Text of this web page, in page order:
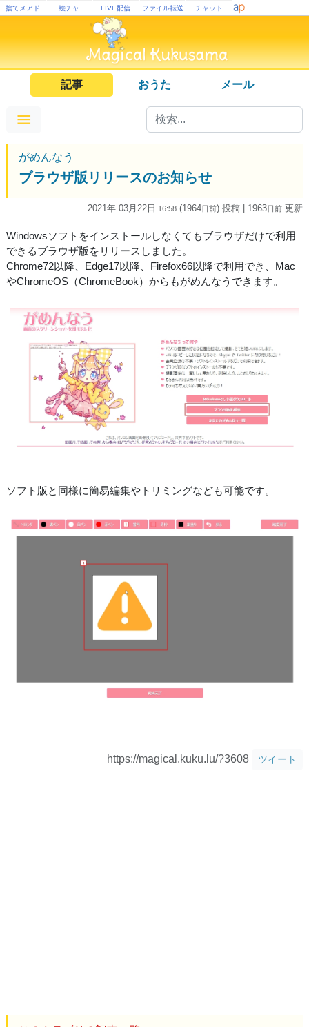
捨てメアド 絵チャ LIVE配信 ファイル転送 チャット
記事 おうた メール
がめんなう
ブラウザ版リリースのお知らせ
2021年 03月22日 16:58 (1964日前) 投稿 | 1963日前 更新
Windowsソフトをインストールしなくてもブラウザだけで利用
できるブラウザ版をリリースしました。
Chrome72以降、Edge17以降、Firefox66以降で利用でき、Mac
やChromeOS（ChromeBook）からもがめんなうできます。
ソフト版と同様に簡易編集やトリミングなども可能です。
https://magical.kuku.lu/?3608 ツイート